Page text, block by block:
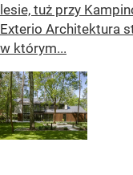
lesie, tuż przy
Exterio Architektura
w którym...